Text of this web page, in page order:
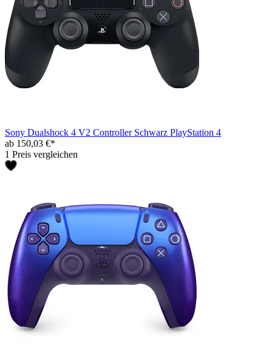
Sony Dualshock 4 V2 Controller Schwarz PlayStation 4
ab 150,03 €*
1 Preis vergleichen